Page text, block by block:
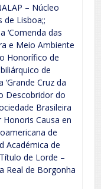
– Núcleo
de Lisboa;;
‘Comenda das
e Meio Ambiente
Honorífico de
de
Cruz da
Descobridor do
Brasileira
Causa en
de
Académica de
de Lorde –
Real de Borgonha